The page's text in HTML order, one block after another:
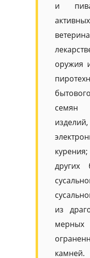
и
оружия
семян
других
из